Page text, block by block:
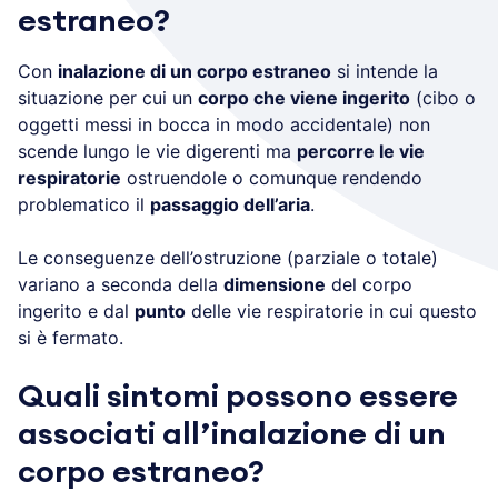
estraneo?
Con inalazione di un corpo estraneo si intende la
situazione per cui un corpo che viene ingerito (cibo o
oggetti messi in bocca in modo accidentale) non
scende lungo le vie digerenti ma percorre le vie
respiratorie ostruendole o comunque rendendo
problematico il passaggio dell’aria.
Le conseguenze dell’ostruzione (parziale o totale)
variano a seconda della dimensione del corpo
ingerito e dal punto delle vie respiratorie in cui questo
si è fermato.
Quali sintomi possono essere
associati all’inalazione di un
corpo estraneo?